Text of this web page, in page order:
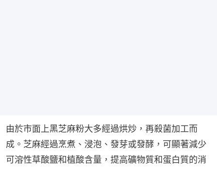
由於市面上黑芝麻粉大多經過烘炒，再殺菌加工而
成。芝麻經過烹煮、浸泡、發芽或發酵，可顯著減少
可溶性草酸鹽和植酸含量，提高礦物質和蛋白質的消